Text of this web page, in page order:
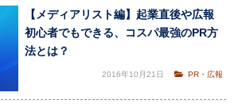
【メディアリスト編】起業直後や広報
初心者でもできる、コスパ最強のPR方
法とは？
2016年10月21日 PR・広報